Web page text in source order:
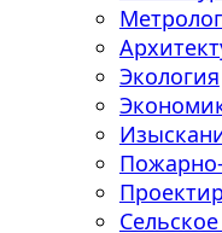
Экология